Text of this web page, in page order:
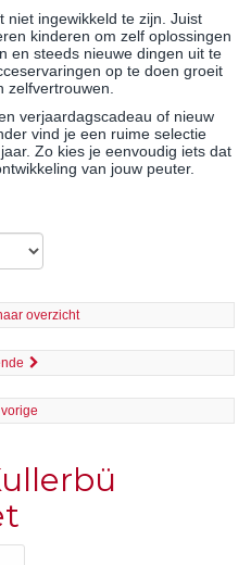
niet ingewikkeld te zijn. Juist
kinderen om zelf oplossingen
en steeds nieuwe dingen uit te
op te doen groeit
zelfvertrouwen.
verjaardagscadeau of nieuw
vind je een ruime selectie
Zo kies je eenvoudig iets dat
van jouw peuter.
overzicht
vorige